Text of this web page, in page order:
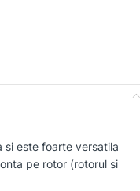
si este foarte versatila
pe rotor (rotorul si